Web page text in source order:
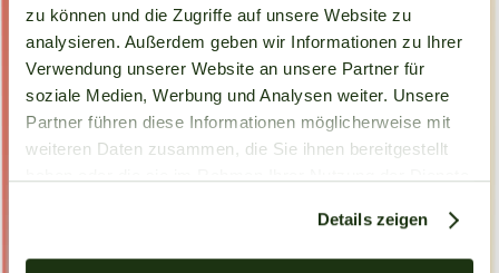
zu können und die Zugriffe auf unsere Website zu
analysieren. Außerdem geben wir Informationen zu Ihrer
Verwendung unserer Website an unsere Partner für
soziale Medien, Werbung und Analysen weiter. Unsere
Partner führen diese Informationen möglicherweise mit
weiteren Daten zusammen, die Sie ihnen bereitgestellt
Details zeigen
Kapseln